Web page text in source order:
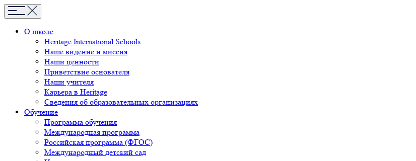
О школе
Heritage International Schools
Наше видение и миссия
Наши ценности
Приветствие основателя
Наши учителя
Карьера в Heritage
Сведения об образовательных организациях
Обучение
Программа обучения
Международная программа
Российская программа (ФГОС)
Международный детский сад